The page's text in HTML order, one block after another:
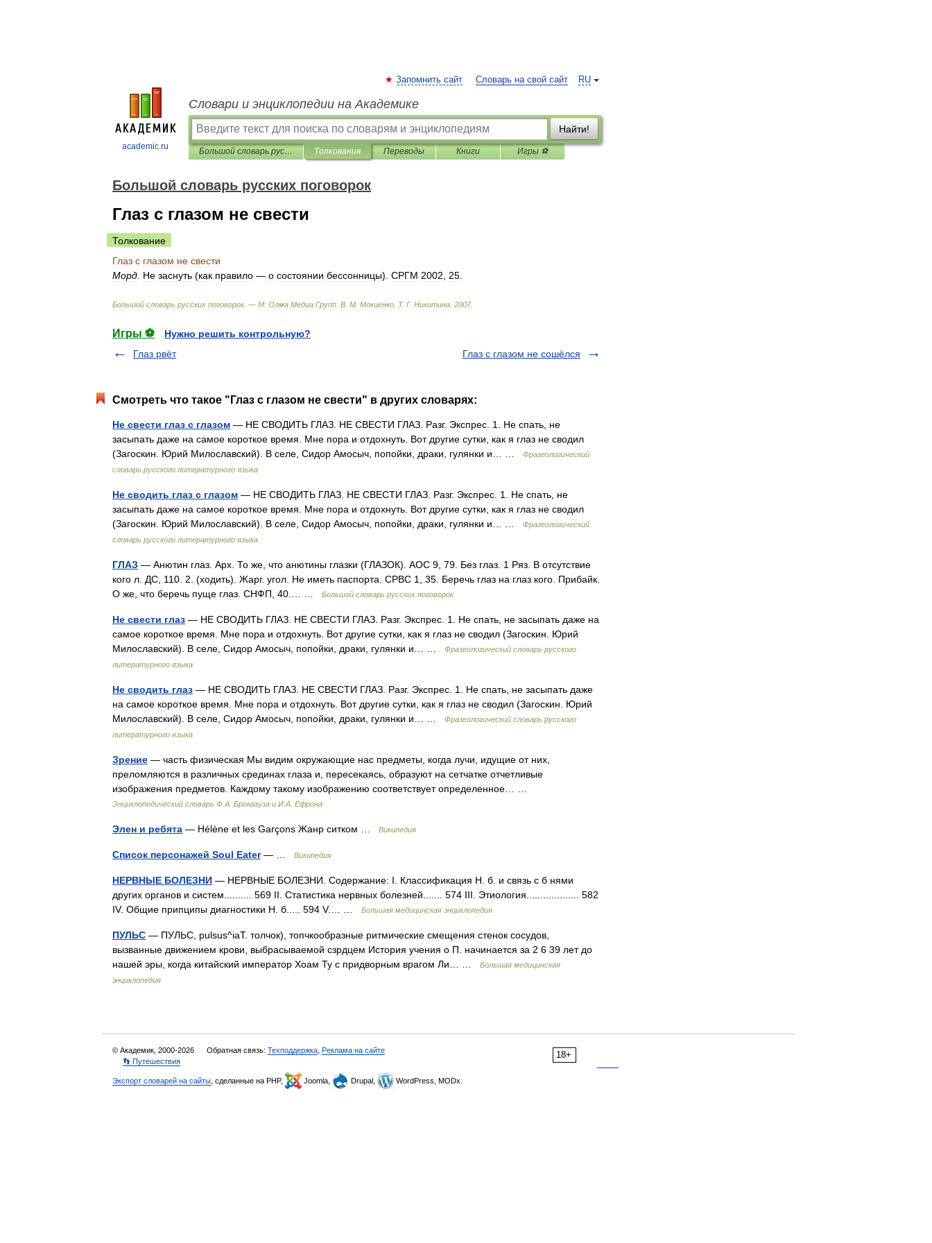
academic.ru
RU
Запомнить сайт Словарь на свой сайт
Словари и энциклопедии на Академике
Найти!
Большой словарь русских поговорок Толкования Переводы Книги Игры ⚽
Большой словарь русских поговорок
Глаз с глазом не свести
Толкование
Глаз с глазом не свести
Морд Не заснуть (как правило — о состоянии бессонницы). СРГМ 2002 25
Большой словарь русских поговорок. — М: Олма Медиа Групп В М Мокиенко Т. Г. Никитина 2007.
Игры ⚽
Нужно решить контрольную?
Глаз рвёт
Глаз с глазом не сошёлся
Смотреть что такое "Глаз с глазом не свести" в других словарях:
Не свести глаз с глазом — НЕ СВОДИТЬ ГЛАЗ. НЕ СВЕСТИ ГЛАЗ. Разг. Экспрес. 1. Не спать, не
засыпать даже на самое короткое время. Мне пора и отдохнуть. Вот другие сутки, как я глаз не сводил
(Загоскин. Юрий Милославский). В селе, Сидор Амосыч, попойки, драки, гулянки и… …
Фразеологический
словарь русского литературного языка
Не сводить глаз с глазом — НЕ СВОДИТЬ ГЛАЗ. НЕ СВЕСТИ ГЛАЗ. Разг. Экспрес. 1. Не спать, не
засыпать даже на самое короткое время. Мне пора и отдохнуть. Вот другие сутки, как я глаз не сводил
(Загоскин. Юрий Милославский). В селе, Сидор Амосыч, попойки, драки, гулянки и… …
Фразеологический
словарь русского литературного языка
ГЛАЗ — Анютин глаз. Арх. То же, что анютины глазки (ГЛАЗОК). АОС 9, 79. Без глаз. 1 Ряз. В отсутствие
кого л. ДС, 110. 2. (ходить). Жарг. угол. Не иметь паспорта. СРВС 1, 35. Беречь глаз на глаз кого. Прибайк.
О же, что беречь пуще глаз. СНФП, 40.… …
Большой словарь русских поговорок
Не свести глаз — НЕ СВОДИТЬ ГЛАЗ. НЕ СВЕСТИ ГЛАЗ. Разг. Экспрес. 1. Не спать, не засыпать даже на
самое короткое время. Мне пора и отдохнуть. Вот другие сутки, как я глаз не сводил (Загоскин. Юрий
Милославский). В селе, Сидор Амосыч, попойки, драки, гулянки и… …
Фразеологический словарь русского
литературного языка
Не сводить глаз — НЕ СВОДИТЬ ГЛАЗ. НЕ СВЕСТИ ГЛАЗ. Разг. Экспрес. 1. Не спать, не засыпать даже
на самое короткое время. Мне пора и отдохнуть. Вот другие сутки, как я глаз не сводил (Загоскин. Юрий
Милославский). В селе, Сидор Амосыч, попойки, драки, гулянки и… …
Фразеологический словарь русского
литературного языка
Зрение — часть физическая Мы видим окружающие нас предметы, когда лучи, идущие от них,
преломляются в различных срединах глаза и, пересекаясь, образуют на сетчатке отчетливые
изображения предметов. Каждому такому изображению соответствует определенное… …
Энциклопедический словарь Ф.А. Брокгауза и И.А. Ефрона
Элен и ребята — Hélène et les Garçons Жанр ситком … Википедия
Список персонажей Soul Eater— … Википедия
НЕРВНЫЕ БОЛЕЗНИ — НЕРВНЫЕ БОЛЕЗНИ. Содержание: I. Классификация Н. б. и связь с б нями
других органов и систем.......... 569 II. Статистика нервных болезней....... 574 III. Этиология................... 582
IV. Общие припципы диагностики Н. б..... 594 V.… …
Большая медицинская энциклопедия
ПУЛЬС — ПУЛЬС, pulsus^iaT. толчок), топчкообразные ритмические смещения стенок сосудов,
вызванные движением крови, выбрасываемой сзрдцем История учения о П. начинается за 2 6 39 лет до
нашей эры, когда китайский император Хоам Ту с придворным врагом Ли… …
Большая медицинская
энциклопедия
18+
© Академик, 2000-2026 Обратная связь: Техподдержка Реклама на сайте
👣 Путешествия
Экспорт словарей на сайты , сделанные на PHP, Joomla, Drupal, WordPress, MODx.